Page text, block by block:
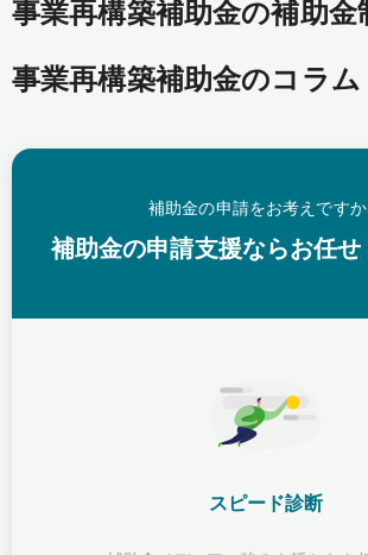
事業再構築補助金の補助金
事業再構築補助金のコラム
補助金の申請をお考えですか
補助金の申請支援ならお任せ
スピード診断